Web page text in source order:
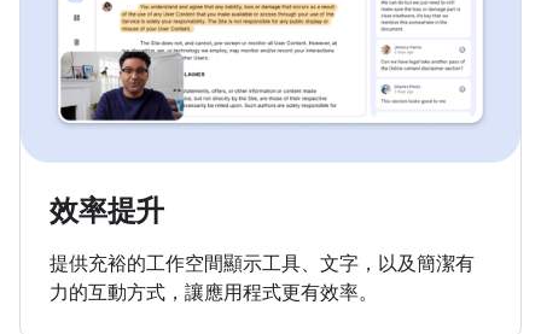
效率提升
提供充裕的工作空間顯示工具、文字，以及簡潔有
力的互動方式，讓應用程式更有效率。